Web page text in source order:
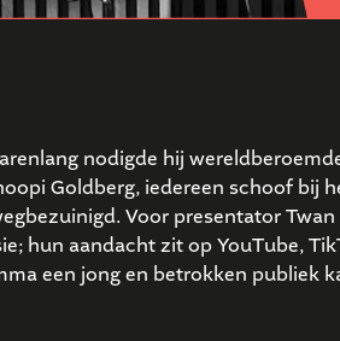
nodigde hij
Goldberg, iedereen schoof bij
Voor presentator
hun aandacht zit op YouTube,
een jong en betrokken publiek